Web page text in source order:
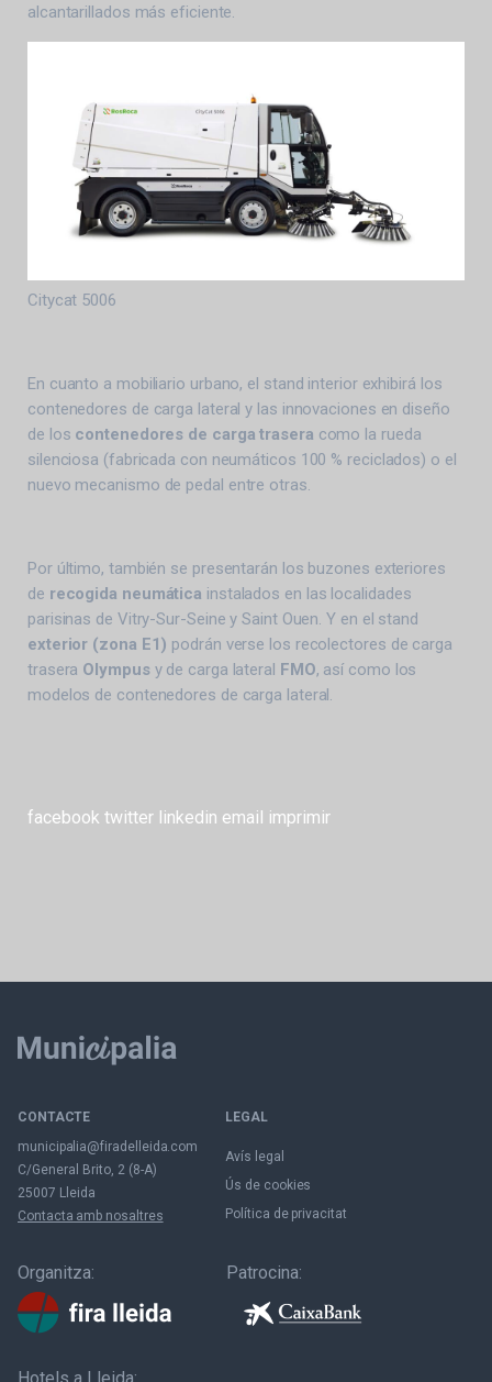
alcantarillados más eficiente.
Citycat 5006
En cuanto a mobiliario urbano, el stand interior exhibirá los
contenedores de carga lateral y las innovaciones en diseño
de los contenedores de carga trasera como la rueda
silenciosa (fabricada con neumáticos 100 % reciclados) o el
nuevo mecanismo de pedal entre otras.
Por último, también se presentarán los buzones exteriores
de recogida neumática instalados en las localidades
parisinas de Vitry-Sur-Seine y Saint Ouen. Y en el stand
exterior (zona E1) podrán verse los recolectores de carga
trasera Olympusy de carga lateral FMO, así como los
modelos de contenedores de carga lateral.
facebook twitter linkedin email imprimir
CONTACTE
municipalia@firadelleida.com
C/General Brito, 2 (8-A)
25007 Lleida
Contacta amb nosaltres
LEGAL
Avís legal
Ús de cookies
Política de privacitat
Organitza: Patrocina:
Hotels a Lleida: